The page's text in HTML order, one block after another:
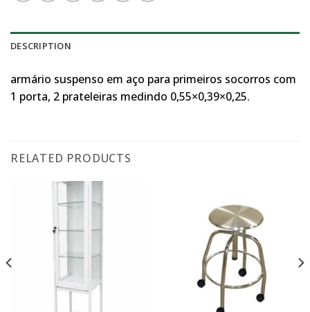
DESCRIPTION
armário suspenso em aço para primeiros socorros com
1 porta, 2 prateleiras medindo 0,55×0,39×0,25.
RELATED PRODUCTS